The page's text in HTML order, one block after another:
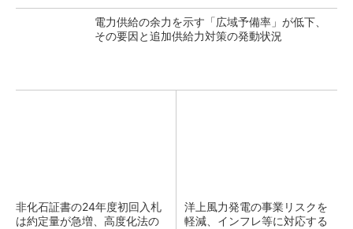
電力供給の余力を示す「広域予備率」が低下、
その要因と追加供給力対策の発動状況
非化石証書の24年度初回入札
は約定量が急増、高度化法の
洋上風力発電の事業リスクを
軽減、インフレ等に対応する